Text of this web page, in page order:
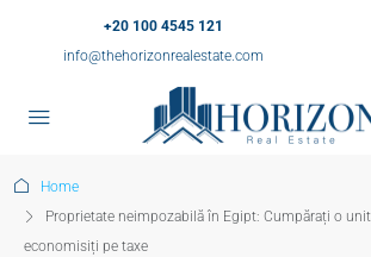
+20 100 4545 121
info@thehorizonrealestate.com
Home
Proprietate neimpozabilă în Egipt: Cumpărați o
economisiți pe taxe